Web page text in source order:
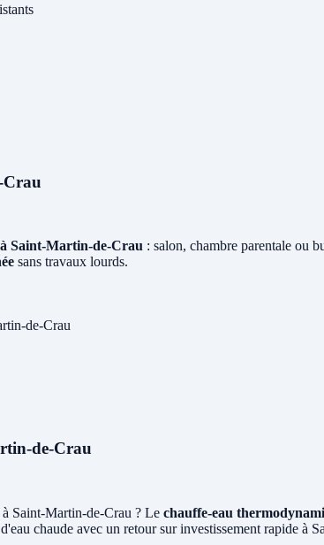
Crau
Saint-Martin-de-Crau : salon, chambre parentale ou
sans travaux lourds.
de-Crau
de-Crau
Saint-Martin-de-Crau ? Le chauffe-eau
chaude avec un retour sur investissement rapide à